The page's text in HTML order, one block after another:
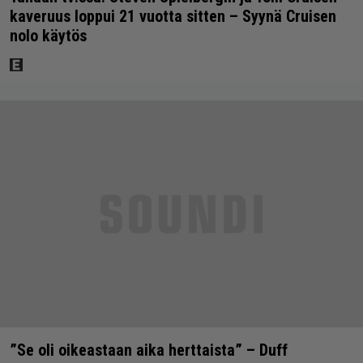
kaveruus loppui 21 vuotta sitten – Syynä Cruisen
nolo käytös
”Se oli oikeastaan aika herttaista” – Duff